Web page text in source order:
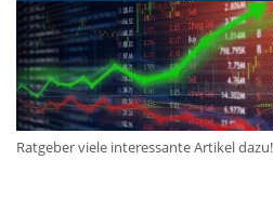
Ratgeber viele interessante Artikel dazu!